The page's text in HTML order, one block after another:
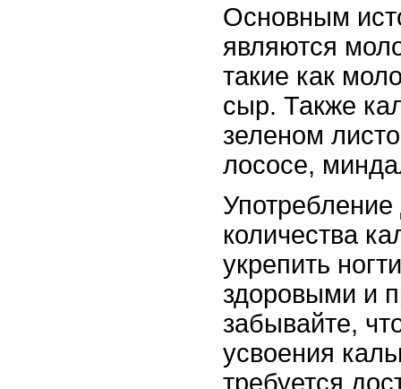
Основным
являются
такие как
сыр. Также
зеленом
лососе,
Употребление
количества
укрепить
здоровыми и
забывайте,
усвоения
требуется